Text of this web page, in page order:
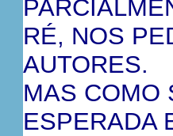
RÉ, NOS
AUTORES.
MAS COMO
ESPERADA